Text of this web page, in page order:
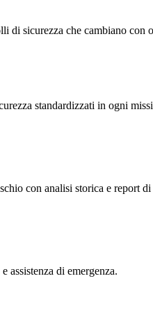
di sicurezza che cambiano
standardizzati in ogni
con analisi storica e report
assistenza di emergenza.